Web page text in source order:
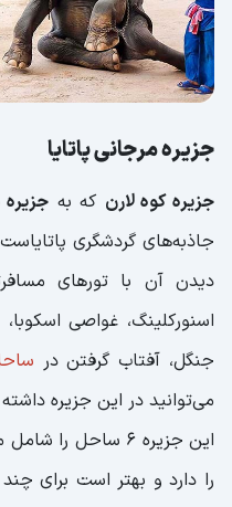
جزیره مرجانی پاتایا
جزیره کوه لارن که به جزیره
جاذبه‌های گردشگری
دیدن آن با تورهای
اسنورکلینگ، غواصی
جنگل، آفتاب گرفتن در
می‌توانید در این جزیره
این جزیره 6 ساحل
را دارد و بهتر است برای